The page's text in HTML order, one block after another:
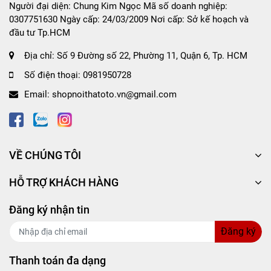
- Giao hàng nhanh chóng, hỗ trợ thanh toán COD
tiện ích.
- Chính sách tư vấn, chăm sóc khách hàng chu đáo,
chuyên nghiệp.
Người đại diện: Chung Kim Ngọc Mã số doanh nghiệp:
0307751630 Ngày cấp: 24/03/2009 Nơi cấp: Sở kế hoạch và
đầu tư Tp.HCM
Địa chỉ: Số 9 Đường số 22, Phường 11, Quận 6, Tp. HCM
Số điện thoại: 0981950728
Email: shopnoithatoto.vn@gmail.com
VỀ CHÚNG TÔI
HỖ TRỢ KHÁCH HÀNG
Đăng ký nhận tin
Đăng ký
Thanh toán đa dạng